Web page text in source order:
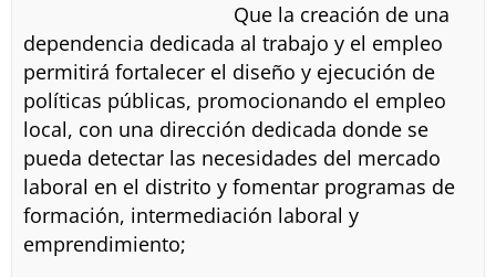
Que la creación de una
dependencia dedicada al trabajo y el empleo
permitirá fortalecer el diseño y ejecución de
políticas públicas, promocionando el empleo
local, con una dirección dedicada donde se
pueda detectar las necesidades del mercado
laboral en el distrito y fomentar programas de
formación, intermediación laboral y
emprendimiento;